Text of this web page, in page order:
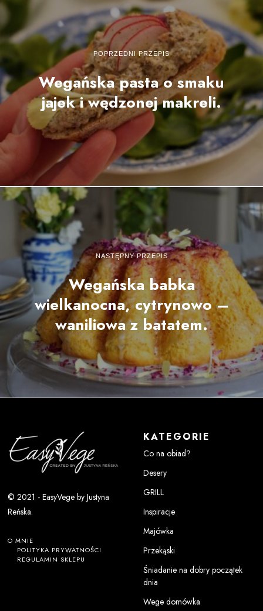
POPRZEDNI PRZEPIS
Wegańska pasta o smaku
jajek i wędzonej makreli.
NASTĘPNY PRZEPIS
Wegańska babka
wielkanocna, cytrynowo –
waniliowa z batatem.
© 2021 - EasyVege by Justyna
Reńska.
O MNIE
POLITYKA PRYWATNOŚCI
REGULAMIN SKLEPU
KATEGORIE
Co na obiad?
Desery
GRILL
Inspiracje
Majówka
Przekąski
Śniadanie na dobry początek
dnia
Wege domówka